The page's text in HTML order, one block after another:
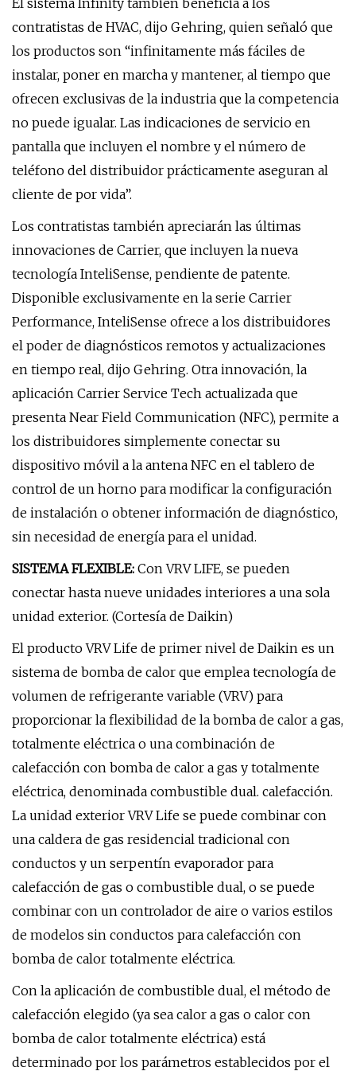
El sistema Infinity también beneficia a los
contratistas de HVAC, dijo Gehring, quien señaló que
los productos son “infinitamente más fáciles de
instalar, poner en marcha y mantener, al tiempo que
ofrecen exclusivas de la industria que la competencia
no puede igualar. Las indicaciones de servicio en
pantalla que incluyen el nombre y el número de
teléfono del distribuidor prácticamente aseguran al
cliente de por vida”.
Los contratistas también apreciarán las últimas
innovaciones de Carrier, que incluyen la nueva
tecnología InteliSense, pendiente de patente.
Disponible exclusivamente en la serie Carrier
Performance, InteliSense ofrece a los distribuidores
el poder de diagnósticos remotos y actualizaciones
en tiempo real, dijo Gehring. Otra innovación, la
aplicación Carrier Service Tech actualizada que
presenta Near Field Communication (NFC), permite a
los distribuidores simplemente conectar su
dispositivo móvil a la antena NFC en el tablero de
control de un horno para modificar la configuración
de instalación o obtener información de diagnóstico,
sin necesidad de energía para el unidad.
SISTEMA FLEXIBLE: Con VRV LIFE, se pueden
conectar hasta nueve unidades interiores a una sola
unidad exterior. (Cortesía de Daikin)
El producto VRV Life de primer nivel de Daikin es un
sistema de bomba de calor que emplea tecnología de
volumen de refrigerante variable (VRV) para
proporcionar la flexibilidad de la bomba de calor a gas,
totalmente eléctrica o una combinación de
calefacción con bomba de calor a gas y totalmente
eléctrica, denominada combustible dual. calefacción.
La unidad exterior VRV Life se puede combinar con
una caldera de gas residencial tradicional con
conductos y un serpentín evaporador para
calefacción de gas o combustible dual, o se puede
combinar con un controlador de aire o varios estilos
de modelos sin conductos para calefacción con
bomba de calor totalmente eléctrica.
Con la aplicación de combustible dual, el método de
calefacción elegido (ya sea calor a gas o calor con
bomba de calor totalmente eléctrica) está
determinado por los parámetros establecidos por el